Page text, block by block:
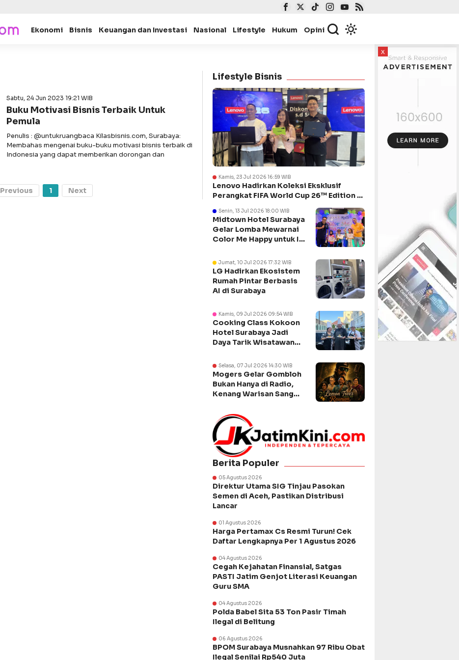
Ekonomi Bisnis Keuangan dan Investasi Nasional Lifestyle Hukum Opini
x
Sabtu, 24 Jun 2023 19:21 WIB
Buku Motivasi Bisnis Terbaik Untuk
Pemula
Penulis : @untukruangbaca Kilasbisnis.com, Surabaya:
Membahas mengenai buku-buku motivasi bisnis terbaik di
Indonesia yang dapat memberikan dorongan dan
Previous 1 Next
Lifestyle Bisnis
Kamis, 23 Jul 2026 16:59 WIB
Lenovo Hadirkan Koleksi Eksklusif
Perangkat FIFA World Cup 26™ Edition di
Senin, 13 Jul 2026 18:00 WIB
Midtown Hotel Surabaya
Gelar Lomba Mewarnai
Color Me Happy untuk Isi
Jumat, 10 Jul 2026 17:32 WIB
LG Hadirkan Ekosistem
Rumah Pintar Berbasis
AI di Surabaya
Kamis, 09 Jul 2026 09:54 WIB
Cooking Class Kokoon
Hotel Surabaya Jadi
Daya Tarik Wisatawan
Selasa, 07 Jul 2026 14:30 WIB
Mogers Gelar Gombloh
Bukan Hanya di Radio,
Kenang Warisan Sang
Berita Populer
05 Agustus 2026
Direktur Utama SIG Tinjau Pasokan
Semen di Aceh, Pastikan Distribusi
Lancar
01 Agustus 2026
Harga Pertamax Cs Resmi Turun! Cek
Daftar Lengkapnya Per 1 Agustus 2026
04 Agustus 2026
Cegah Kejahatan Finansial, Satgas
PASTI Jatim Genjot Literasi Keuangan
Guru SMA
04 Agustus 2026
Polda Babel Sita 53 Ton Pasir Timah
Ilegal di Belitung
06 Agustus 2026
BPOM Surabaya Musnahkan 97 Ribu Obat
Ilegal Senilai Rp540 Juta